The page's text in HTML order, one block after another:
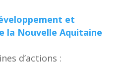
et
la Nouvelle Aquitaine
d’actions :